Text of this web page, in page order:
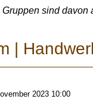
sind davon
|
2023 10:00